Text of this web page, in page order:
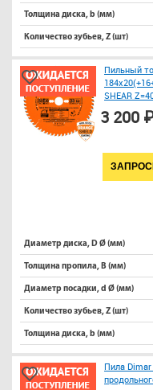
Толщина диска, b (мм)
Количество зубьев, Z (шт)
Пильный
SHEAR
3 200
Диаметр диска, D Ø (мм)
Толщина пропила, B (мм)
Диаметр посадки, d Ø (мм)
Количество зубьев, Z (шт)
Толщина диска, b (мм)
Пила Dimar